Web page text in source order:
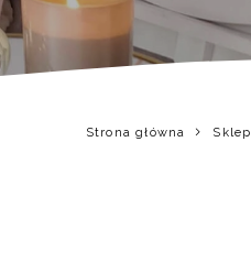
Strona główna Sklep